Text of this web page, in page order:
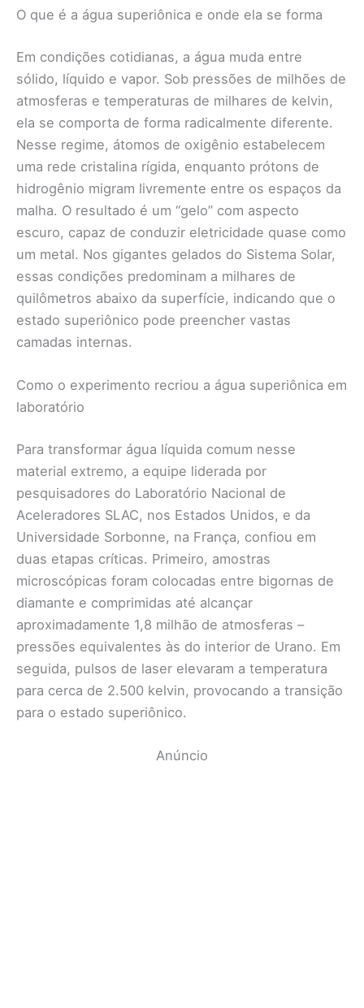
O que é a água superiônica e onde ela se forma
Em condições cotidianas, a água muda entre
sólido, líquido e vapor. Sob pressões de milhões de
atmosferas e temperaturas de milhares de kelvin,
ela se comporta de forma radicalmente diferente.
Nesse regime, átomos de oxigênio estabelecem
uma rede cristalina rígida, enquanto prótons de
hidrogênio migram livremente entre os espaços da
malha. O resultado é um “gelo” com aspecto
escuro, capaz de conduzir eletricidade quase como
um metal. Nos gigantes gelados do Sistema Solar,
essas condições predominam a milhares de
quilômetros abaixo da superfície, indicando que o
estado superiônico pode preencher vastas
camadas internas.
Como o experimento recriou a água superiônica em
laboratório
Para transformar água líquida comum nesse
material extremo, a equipe liderada por
pesquisadores do Laboratório Nacional de
Aceleradores SLAC, nos Estados Unidos, e da
Universidade Sorbonne, na França, confiou em
duas etapas críticas. Primeiro, amostras
microscópicas foram colocadas entre bigornas de
diamante e comprimidas até alcançar
aproximadamente 1,8 milhão de atmosferas –
pressões equivalentes às do interior de Urano. Em
seguida, pulsos de laser elevaram a temperatura
para cerca de 2.500 kelvin, provocando a transição
para o estado superiônico.
Anúncio